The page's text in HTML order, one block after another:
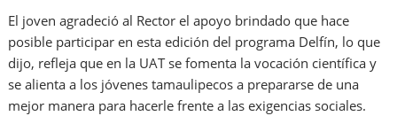
El joven agradeció al Rector el apoyo brindado que hace
posible participar en esta edición del programa Delfín, lo que
dijo, refleja que en la UAT se fomenta la vocación científica y
se alienta a los jóvenes tamaulipecos a prepararse de una
mejor manera para hacerle frente a las exigencias sociales.